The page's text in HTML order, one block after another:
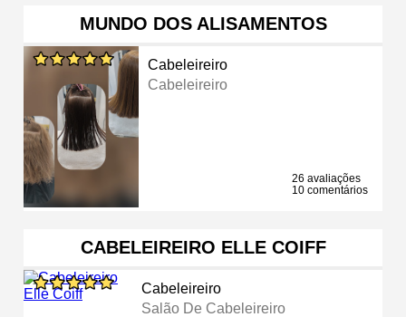
MUNDO DOS ALISAMENTOS
Cabeleireiro
Cabeleireiro
26 avaliações
10 comentários
CABELEIREIRO ELLE COIFF
Cabeleireiro
Salão De Cabeleireiro